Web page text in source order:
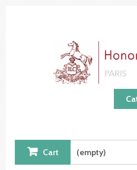
Cart (empty)